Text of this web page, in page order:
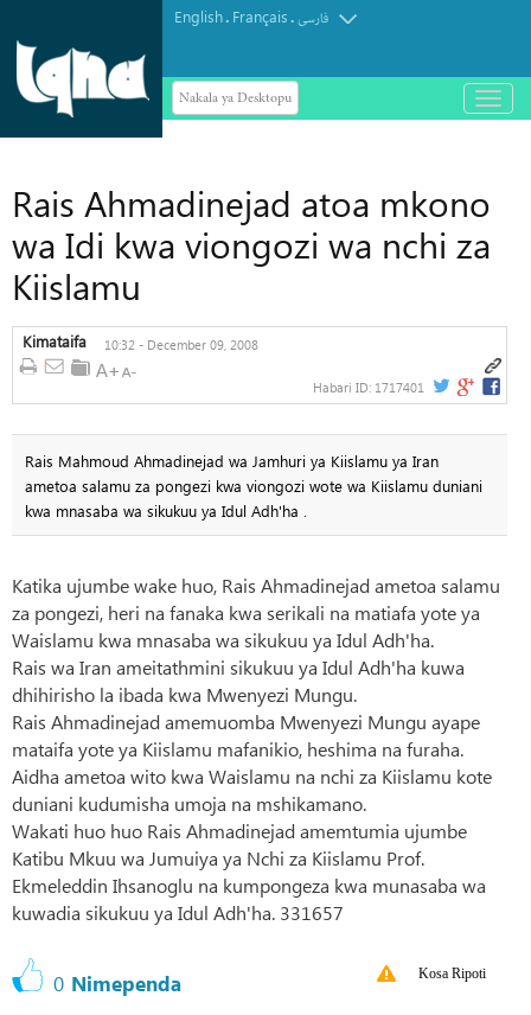
English. Français.فارسی
Nakala ya Desktopu
باز
و
Rais Ahmadinejad atoa mkono
wa Idi kwa viongozi wa nchi za
Kiislamu
Kimataifa 10:32 - December 09, 2008
Habari ID: 1717401
Rais Mahmoud Ahmadinejad wa Jamhuri ya Kiislamu ya Iran
ametoa salamu za pongezi kwa viongozi wote wa Kiislamu duniani
kwa mnasaba wa sikukuu ya Idul Adh'ha .
Katika ujumbe wake huo, Rais Ahmadinejad ametoa salamu
za pongezi, heri na fanaka kwa serikali na matiafa yote ya
Waislamu kwa mnasaba wa sikukuu ya Idul Adh'ha.
Rais wa Iran ameitathmini sikukuu ya Idul Adh'ha kuwa
dhihirisho la ibada kwa Mwenyezi Mungu.
Rais Ahmadinejad amemuomba Mwenyezi Mungu ayape
mataifa yote ya Kiislamu mafanikio, heshima na furaha.
Aidha ametoa wito kwa Waislamu na nchi za Kiislamu kote
duniani kudumisha umoja na mshikamano.
Wakati huo huo Rais Ahmadinejad amemtumia ujumbe
Katibu Mkuu wa Jumuiya ya Nchi za Kiislamu Prof.
Ekmeleddin Ihsanoglu na kumpongeza kwa munasaba wa
kuwadia sikukuu ya Idul Adh'ha. 331657
0 Nimependa Kosa Ripoti